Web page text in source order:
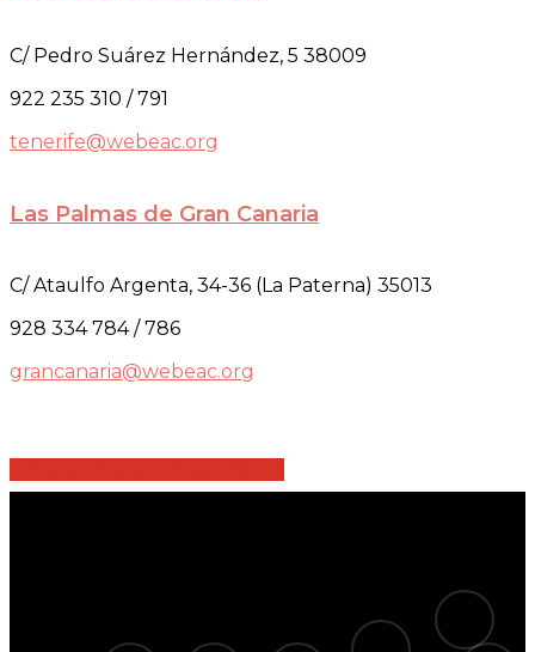
C/ Pedro Suárez Hernández, 5 38009
922 235 310 / 791
tenerife@webeac.org
Las Palmas de Gran Canaria
C/ Ataulfo Argenta, 34-36 (La Paterna) 35013
928 334 784 / 786
grancanaria@webeac.org
telegram
tiktok